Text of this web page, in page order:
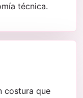
técnica.
costura que